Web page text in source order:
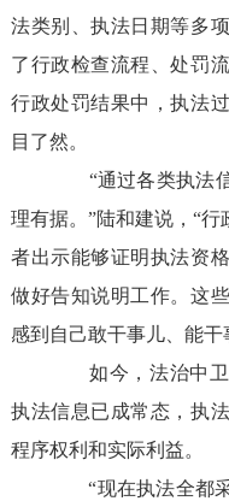
法类别、执法日期等多
了行政检查流程、处罚
行政处罚结果中，执法
目了然。
“通过各类执法信
理有据。”陆和建说，“
者出示能够证明执法资
做好告知说明工作。这
感到自己敢干事儿、能干
如今，法治中卫
执法信息已成常态，执
程序权利和实际利益。
“现在执法全都采